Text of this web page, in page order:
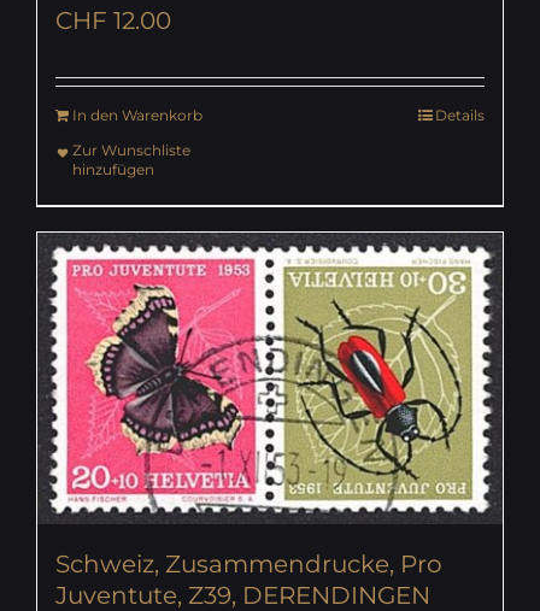
CHF 12.00
In den Warenkorb
Details
Zur Wunschliste
hinzufügen
Schweiz, Zusammendrucke, Pro
Juventute, Z39, DERENDINGEN